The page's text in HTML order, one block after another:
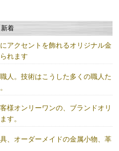
新着
アクセントを飾れるオリジナル金
れます
人。技術はこうした多くの職人た
様オンリーワンの、ブランドオリ
す。
、オーダーメイドの金属小物、革